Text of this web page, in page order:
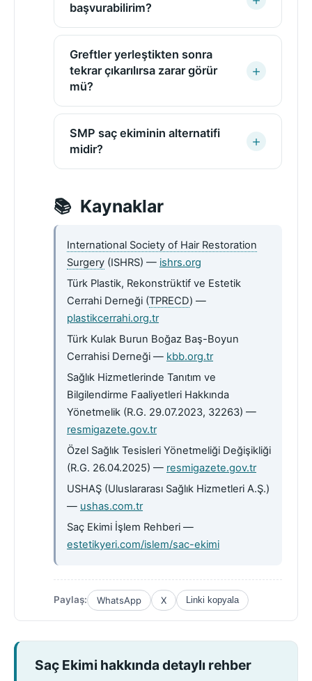
başvurabilirim?
Greftler yerleştikten sonra
tekrar çıkarılırsa zarar görür
mü?
SMP saç ekiminin alternatifi
midir?
Kaynaklar
International Society of Hair Restoration
Surgery (ISHRS) — ishrs.org
Türk Plastik, Rekonstrüktif ve Estetik
Cerrahi Derneği (TPRECD) —
plastikcerrahi.org.tr
Türk Kulak Burun Boğaz Baş-Boyun
Cerrahisi Derneği — kbb.org.tr
Sağlık Hizmetlerinde Tanıtım ve
Bilgilendirme Faaliyetleri Hakkında
Yönetmelik (R.G. 29.07.2023, 32263) —
resmigazete.gov.tr
Özel Sağlık Tesisleri Yönetmeliği Değişikliği
(R.G. 26.04.2025) — resmigazete.gov.tr
USHAŞ (Uluslararası Sağlık Hizmetleri A.Ş.)
— ushas.com.tr
Saç Ekimi İşlem Rehberi —
estetikyeri.com/islem/sac-ekimi
Paylaş: WhatsApp X Linki kopyala
Saç Ekimi hakkında detaylı rehber